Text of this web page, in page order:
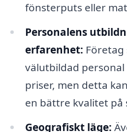
fönsterputs eller
Personalens
erfarenhet:
välutbildad
priser, men detta
en bättre kvalitet på
Geografiskt läge: